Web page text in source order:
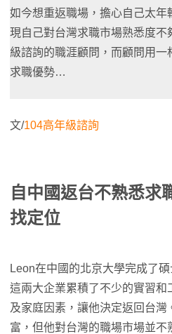
如今想重返職場，擔心自己太
現自己對台灣求職市場熟悉度
級諮詢的職涯顧問，而顧問用
求職優勢…
文/104高年級諮詢
自中國返台不熟悉求
找定位
Leon在中國的北京大學完成了
這兩大企業累積了不少的實習
及家庭因素，讓他決定返回台
富，但他對台灣的職場市場並